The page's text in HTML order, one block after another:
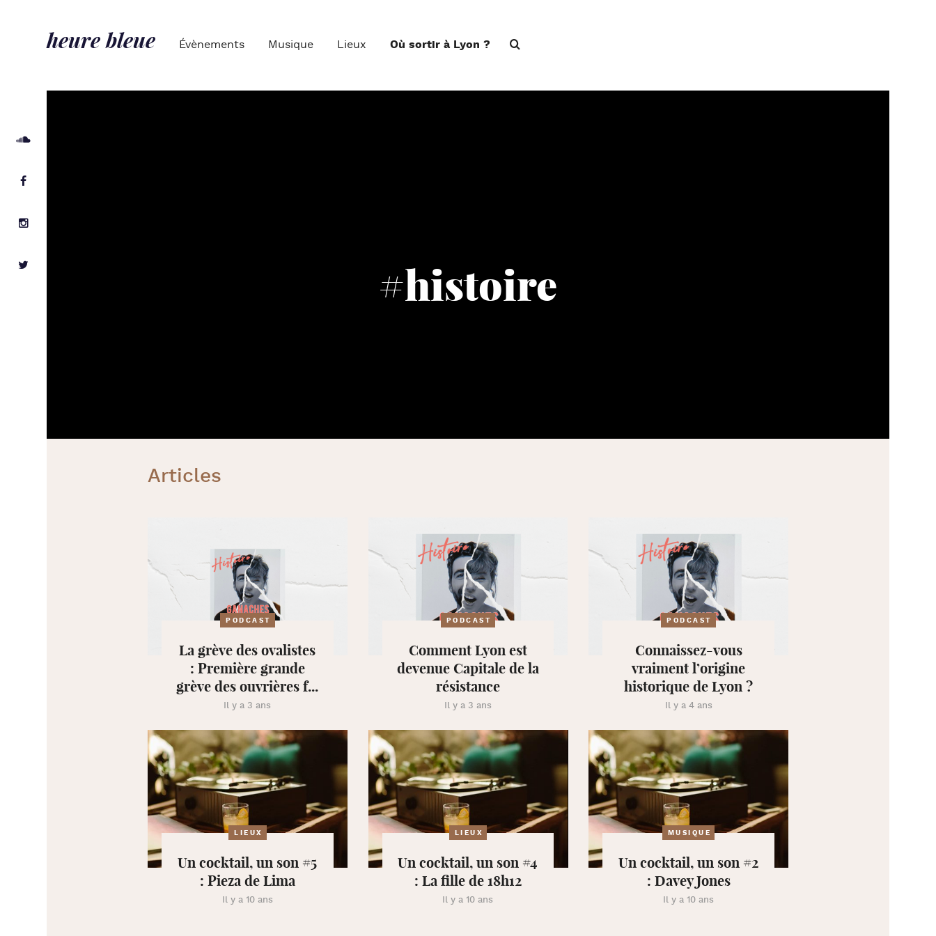
heure bleue Évènements Musique Lieux Où sortir à Lyon ?
#histoire
Articles
PODCAST
La grève des ovalistes
: Première grande
grève des ouvrières f...
Il y a 3 ans
PODCAST
Comment Lyon est
devenue Capitale de la
résistance
Il y a 3 ans
PODCAST
Connaissez-vous
vraiment l’origine
historique de Lyon ?
Il y a 4 ans
LIEUX
Un cocktail, un son #5
: Pieza de Lima
Il y a 10 ans
LIEUX
Un cocktail, un son #4
: La fille de 18h12
Il y a 10 ans
MUSIQUE
Un cocktail, un son #2
: Davey Jones
Il y a 10 ans